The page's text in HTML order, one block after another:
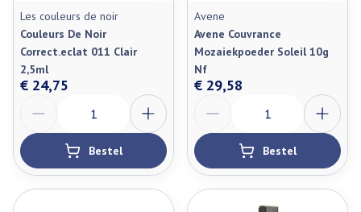
Les couleurs de noir
Couleurs De Noir
Correct.eclat 011 Clair
2,5ml
€ 24,75
Bestel
Avene
Avene Couvrance
Mozaiekpoeder Soleil 10g
Nf
€ 29,58
Bestel